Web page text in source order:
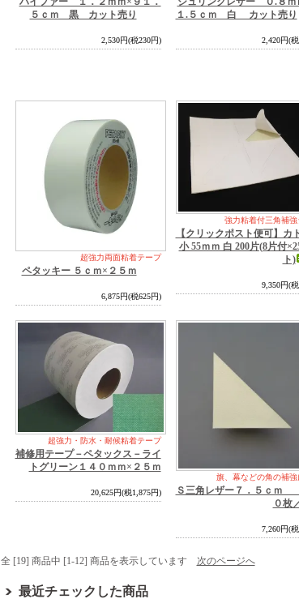
５ｃｍ 黒 カット売り
2,530円(税230円)
１.５ｃｍ 白 カット売り
2,420円(
超強力両面粘着テープ
ペタッキー ５ｃｍ×２５ｍ
6,875円(税625円)
強力粘着付三角補強
【クリックポスト便可】カ
小 55ｍｍ 白 200片(8片付
ト)
9,350円(
超強力・防水・耐候粘着テープ
補修用テープ－ペタックス－ライ
トグリーン１４０ｍｍ×２５ｍ
20,625円(税1,875円)
旗、幕などの角の補強
Ｓ三角レザー７．５ｃｍ
０枚
7,260円(
全 [19] 商品中 [1-12] 商品を表示しています 次のページへ
最近チェックした商品